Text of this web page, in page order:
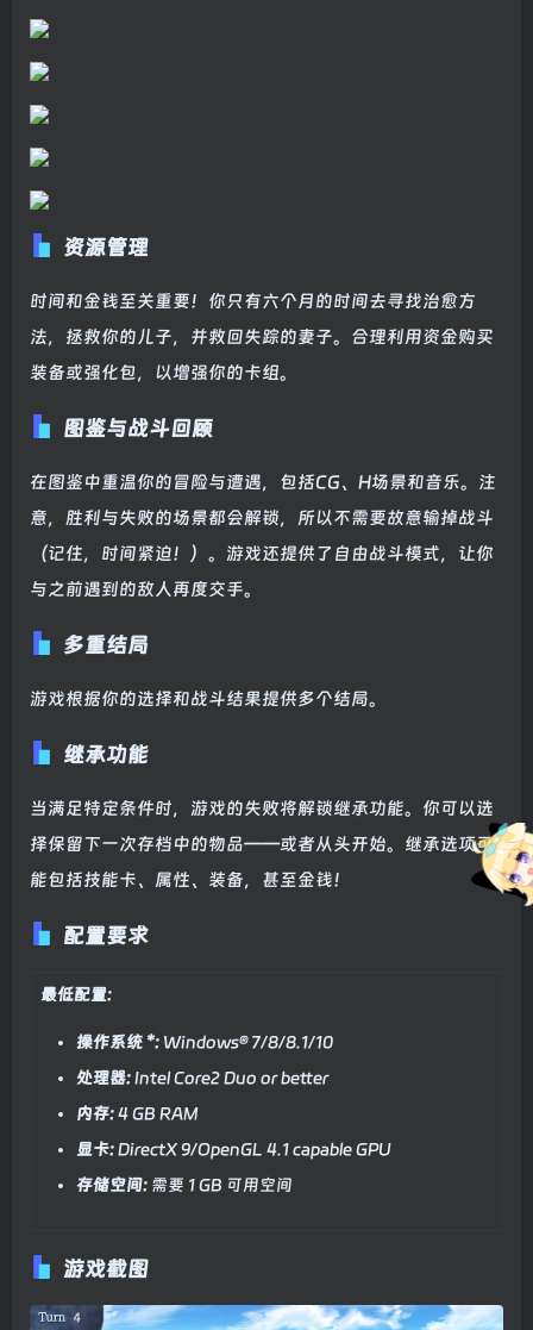
资源管理
时间和金钱至关重要！你只有六个月的时间去寻找治愈方
法，拯救你的儿子，并救回失踪的妻子。合理利用资金购买
装备或强化包，以增强你的卡组。
图鉴与战斗回顾
在图鉴中重温你的冒险与遭遇，包括CG、H场景和音乐。注
意，胜利与失败的场景都会解锁，所以不需要故意输掉战斗
（记住，时间紧迫！）。游戏还提供了自由战斗模式，让你
与之前遇到的敌人再度交手。
多重结局
游戏根据你的选择和战斗结果提供多个结局。
继承功能
当满足特定条件时，游戏的失败将解锁继承功能。你可以选
择保留下一次存档中的物品——或者从头开始。继承选项可
能包括技能卡、属性、装备，甚至金钱！
配置要求
最低配置:
操作系统 *: Windows® 7/8/8.1/10
处理器:Intel Core2 Duo or better
内存:4 GB RAM
显卡:DirectX 9/OpenGL 4.1 capable GPU
存储空间: 需要 1 GB 可用空间
游戏截图